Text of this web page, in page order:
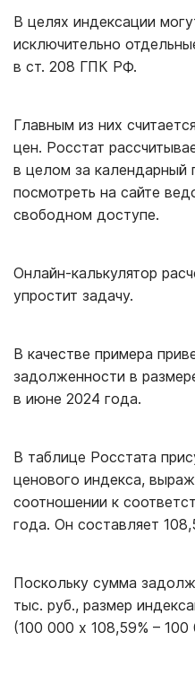
В целях индексации
исключительно
в ст. 208 ГПК РФ.
Главным из них
цен. Росстат
в целом за календарный
посмотреть на сайте
свободном доступе.
Онлайн-калькулятор
упростит задачу.
В качестве примера
задолженности в
в июне 2024 года.
В таблице Росстата
ценового индекса,
соотношении к
года. Он составляет
Поскольку сумма
тыс. руб., размер
(100 000 х 108,59% – 100